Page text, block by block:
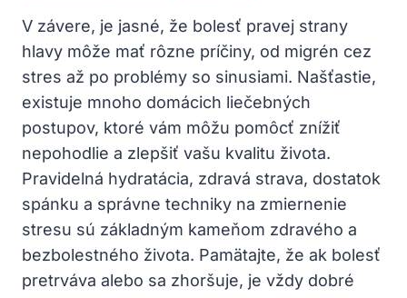
V závere, je jasné, že bolesť pravej strany
hlavy môže mať rôzne príčiny, od migrén cez
stres až po problémy so sinusiami. Našťastie,
existuje mnoho domácich liečebných
postupov, ktoré vám môžu pomôcť znížiť
nepohodlie a zlepšiť vašu kvalitu života.
Pravidelná hydratácia, zdravá strava, dostatok
spánku a správne techniky na zmiernenie
stresu sú základným kameňom zdravého a
bezbolestného života. Pamätajte, že ak bolesť
pretrváva alebo sa zhoršuje, je vždy dobré